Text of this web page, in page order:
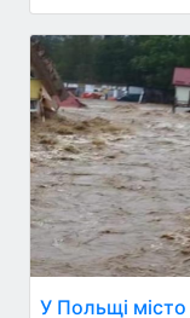
У Польщі